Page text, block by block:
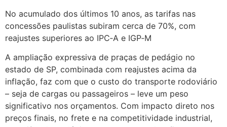
No acumulado dos últimos 10 anos, as tarifas nas
concessões paulistas subiram cerca de 70%, com
reajustes superiores ao IPC‑A e IGP‑M
A ampliação expressiva de praças de pedágio no
estado de SP, combinada com reajustes acima da
inflação, faz com que o custo do transporte rodoviário
– seja de cargas ou passageiros – leve um peso
significativo nos orçamentos. Com impacto direto nos
preços finais, no frete e na competitividade industrial,